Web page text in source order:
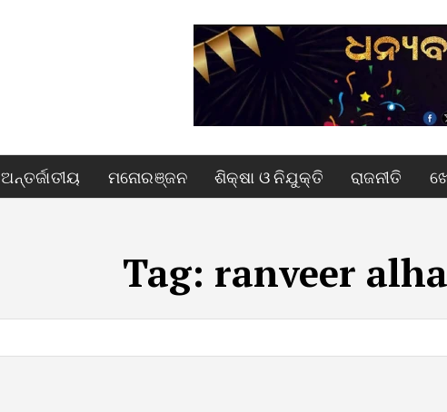
ଅନ୍ତର୍ଜାତୀୟ ମନୋରଞ୍ଜନ ଶିକ୍ଷା ଓ ନିଯୁକ୍ତି ରାଜନୀତି
Tag: ranveer